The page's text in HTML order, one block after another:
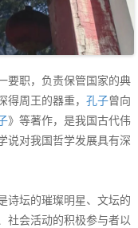
要职，负责保管国家的典
周王的器重， 孔子曾向
》等著作，是我国古代伟
说对我国哲学发展具有深
诗坛的璀璨明星、文坛的
社会活动的积极参与者以